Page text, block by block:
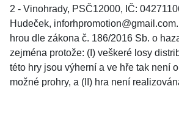
2 - Vinohrady, PSČ12000, IČ:
Hudeček,
hrou dle zákona č. 186/2016 Sb. o
zejména protože: (I) veškeré losy
této hry jsou výherní a ve hře tak není
možné prohry, a (II) hra není